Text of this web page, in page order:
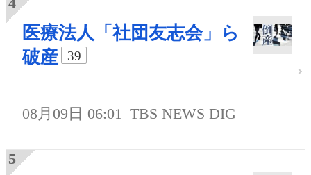
医療法人「社団友志会」ら
破産
39
08月09日 06:01 TBS NEWS DIG